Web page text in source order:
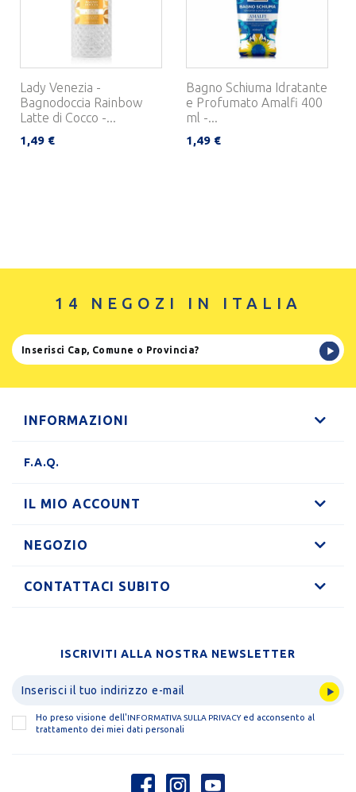
Lady Venezia -
Bagnodoccia Rainbow
Latte di Cocco -...
1,49 €
Bagno Schiuma Idratante
e Profumato Amalfi 400
ml -...
1,49 €
14 NEGOZI IN ITALIA
INFORMAZIONI
F.A.Q.
IL MIO ACCOUNT
NEGOZIO
CONTATTACI SUBITO
ISCRIVITI ALLA NOSTRA NEWSLETTER
Ho preso visione dell' INFORMATIVA SULLA PRIVACYed acconsento al
trattamento dei miei dati personali